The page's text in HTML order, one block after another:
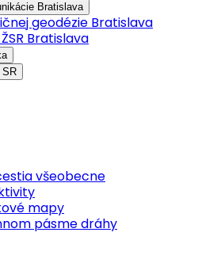
Bratislava
geodézie Bratislava
Bratislava
SR
všeobecne
mapy
pásme dráhy